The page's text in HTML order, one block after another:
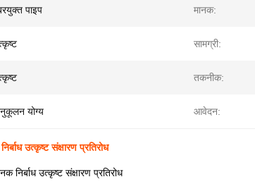
पाइप मानक:
सामग्री:
तकनीक:
योग्य आवेदन:
उत्कृष्ट संक्षारण प्रतिरोध
निर्बाध उत्कृष्ट संक्षारण प्रतिरोध